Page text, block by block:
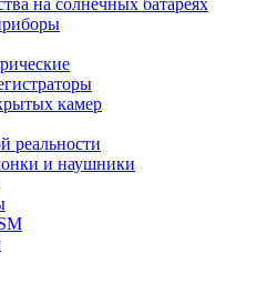
на солнечных батареях
камер
реальности
и наушники